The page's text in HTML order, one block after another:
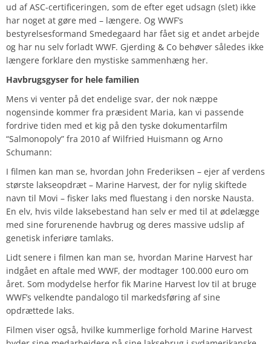
ud af ASC-certificeringen, som de efter eget udsagn (slet) ikke
har noget at gøre med – længere. Og WWF’s
bestyrelsesformand Smedegaard har fået sig et andet arbejde
og har nu selv forladt WWF. Gjerding & Co behøver således ikke
længere forklare den mystiske sammenhæng her.
Havbrugsgyser for hele familien
Mens vi venter på det endelige svar, der nok næppe
nogensinde kommer fra præsident Maria, kan vi passende
fordrive tiden med et kig på den tyske dokumentarfilm
“Salmonopoly” fra 2010 af Wilfried Huismann og Arno
Schumann:
I filmen kan man se, hvordan John Frederiksen – ejer af verdens
største lakseopdræt – Marine Harvest, der for nylig skiftede
navn til Movi – fisker laks med fluestang i den norske Nausta.
En elv, hvis vilde laksebestand han selv er med til at ødelægge
med sine forurenende havbrug og deres massive udslip af
genetisk inferiøre tamlaks.
Lidt senere i filmen kan man se, hvordan Marine Harvest har
indgået en aftale med WWF, der modtager 100.000 euro om
året. Som modydelse herfor fik Marine Harvest lov til at bruge
WWF’s velkendte pandalogo til markedsføring af sine
opdrættede laks.
Filmen viser også, hvilke kummerlige forhold Marine Harvest